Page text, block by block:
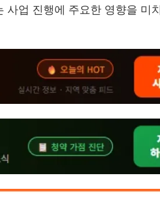
업 진행에 주요한 영향을 미